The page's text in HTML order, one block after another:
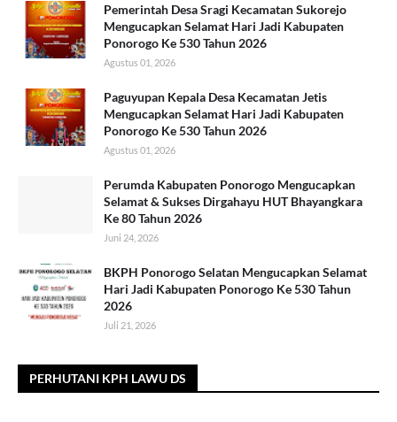
Pemerintah Desa Sragi Kecamatan Sukorejo
Mengucapkan Selamat Hari Jadi Kabupaten
Ponorogo Ke 530 Tahun 2026
Agustus 01, 2026
Paguyupan Kepala Desa Kecamatan Jetis
Mengucapkan Selamat Hari Jadi Kabupaten
Ponorogo Ke 530 Tahun 2026
Agustus 01, 2026
Perumda Kabupaten Ponorogo Mengucapkan
Selamat & Sukses Dirgahayu HUT Bhayangkara
Ke 80 Tahun 2026
Juni 24, 2026
BKPH Ponorogo Selatan Mengucapkan Selamat
Hari Jadi Kabupaten Ponorogo Ke 530 Tahun
2026
Juli 21, 2026
PERHUTANI KPH LAWU DS